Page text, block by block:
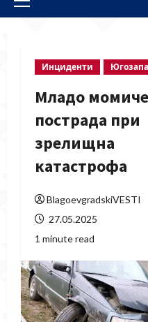
Primary
Инциденти
Младо момиче
пострада при
зрелищна
катастрофа
BlagoevgradskiVESTI
27.05.2025
1 minute read